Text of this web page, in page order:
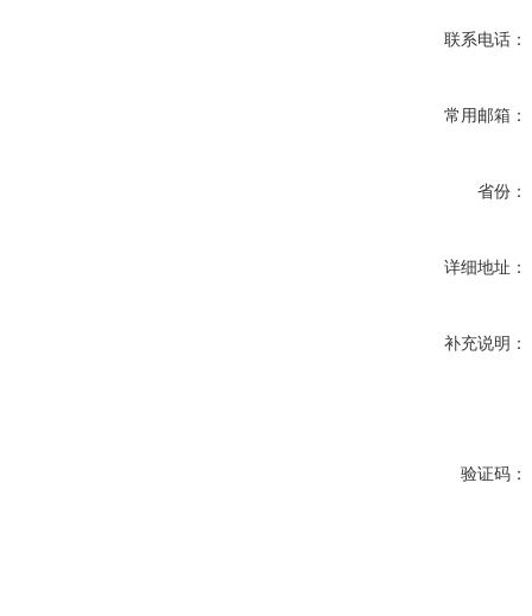
联系电话：
常用邮箱：
省份：
详细地址：
补充说明：
验证码：